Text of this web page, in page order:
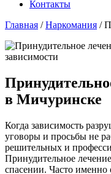
Контакты
Главная /Наркомания /
в Мичуринске
Когда зависимость
уговоры и просьбы не
решительных и
Принудительное
спасении. Часто именно